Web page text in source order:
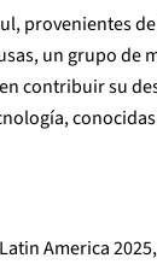
provenientes
un grupo de
contribuir su
conocidas
America